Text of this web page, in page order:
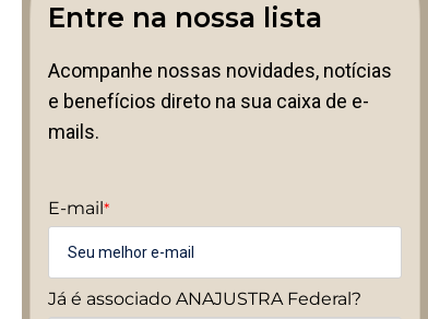
Entre na nossa lista
Acompanhe nossas novidades, notícias
e benefícios direto na sua caixa de e-
mails.
E-mail *
Já é associado ANAJUSTRA Federal?